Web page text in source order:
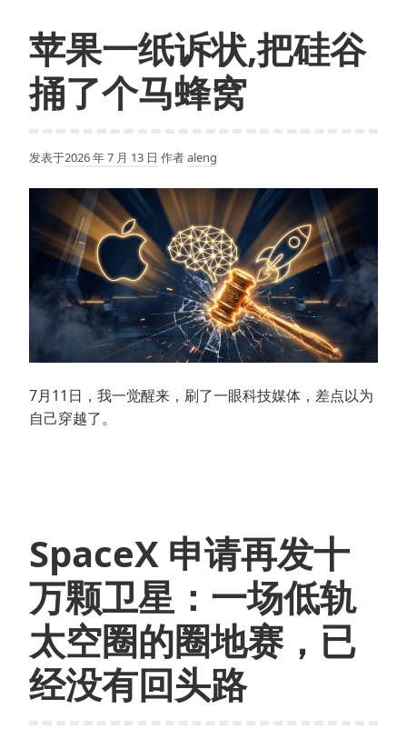
苹果一纸诉状,把硅谷
捅了个马蜂窝
发表于2026 年 7 月 13 日 作者aleng
7月11日，我一觉醒来，刷了一眼科技媒体，差点以为
自己穿越了。
SpaceX 申请再发十
万颗卫星：一场低轨
太空圈的圈地赛，已
经没有回头路